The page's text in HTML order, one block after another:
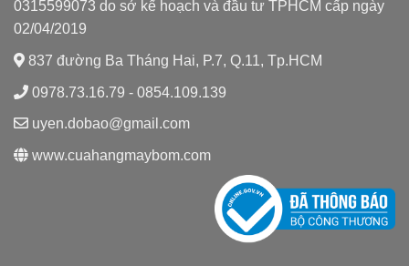
0315599073 do sở kế hoạch và đầu tư TPHCM cấp ngày
02/04/2019
837 đường Ba Tháng Hai, P.7, Q.11, Tp.HCM
0978.73.16.79 - 0854.109.139
uyen.dobao@gmail.com
www.cuahangmaybom.com